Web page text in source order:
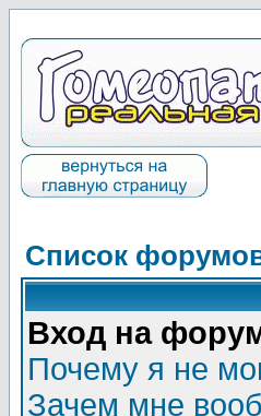
Список
Вход на
Почему я не
Зачем мне